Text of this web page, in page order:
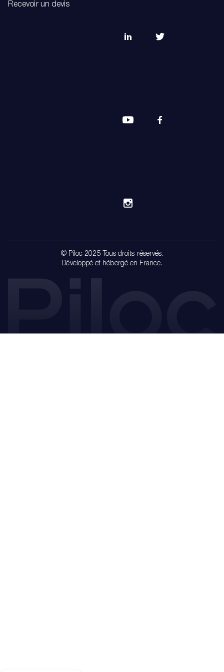
Recevoir un devis
© Piloc 2025 Tous droits réservés.
Développé et hébergé en France.